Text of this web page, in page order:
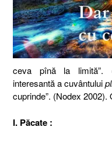
ceva pînă la limită”.
interesantă a cuvântului
cuprinde”. (Nodex 2002).
I. Păcate :